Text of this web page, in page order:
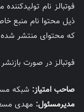
فوتبالز نام
که محتوای منتشر
فوتبالز در صورت
صاحب امتیاز: شبکه
مديرمسئول: مهدی